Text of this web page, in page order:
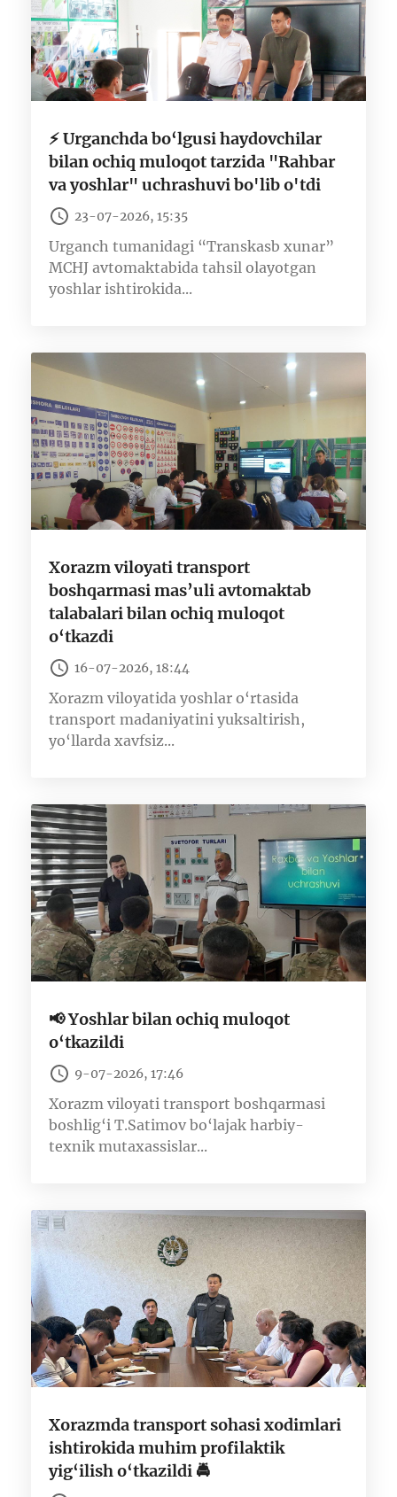
⚡️ Urganchda bo‘lgusi haydovchilar
bilan ochiq muloqot tarzida "Rahbar
va yoshlar" uchrashuvi bo'lib o'tdi
23-07-2026, 15:35
Urganch tumanidagi “Transkasb xunar”
MCHJ avtomaktabida tahsil olayotgan
yoshlar ishtirokida...
Xorazm viloyati transport
boshqarmasi mas’uli avtomaktab
talabalari bilan ochiq muloqot
o‘tkazdi
16-07-2026, 18:44
Xorazm viloyatida yoshlar o‘rtasida
transport madaniyatini yuksaltirish,
yo‘llarda xavfsiz...
📢 Yoshlar bilan ochiq muloqot
o‘tkazildi
9-07-2026, 17:46
Xorazm viloyati transport boshqarmasi
boshlig‘i T.Satimov bo‘lajak harbiy-
texnik mutaxassislar...
Xorazmda transport sohasi xodimlari
ishtirokida muhim profilaktik
yig‘ilish o‘tkazildi 🚔